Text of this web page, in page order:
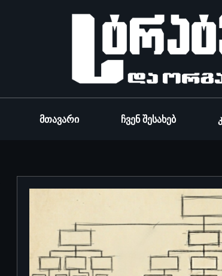
Მთავარი Ჩვენ Შესახებ